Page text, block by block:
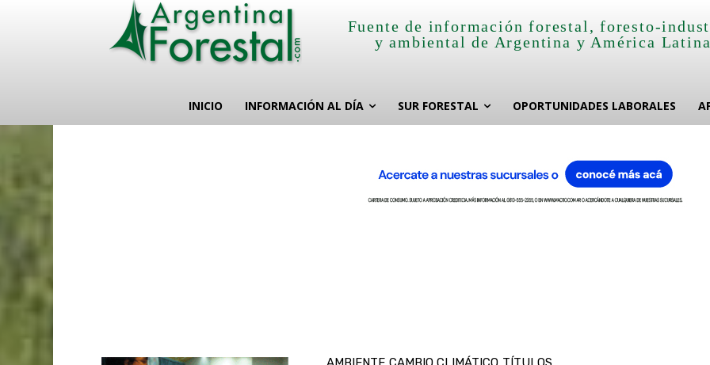
Fuente de información forestal, foresto-
y ambiental de Argentina y América
INICIO INFORMACIÓN AL DÍA SUR FORESTAL OPORTUNIDADES LABORALES